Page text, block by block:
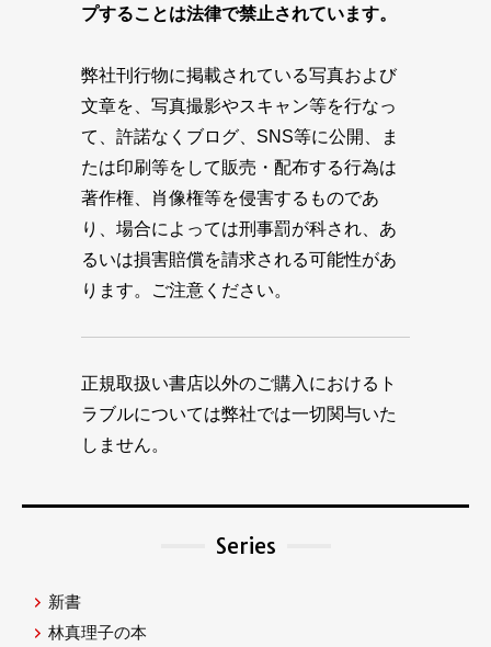
プすることは法律で禁止されています。
弊社刊行物に掲載されている写真および
文章を、写真撮影やスキャン等を行なっ
て、許諾なくブログ、SNS等に公開、ま
たは印刷等をして販売・配布する行為は
著作権、肖像権等を侵害するものであ
り、場合によっては刑事罰が科され、あ
るいは損害賠償を請求される可能性があ
ります。ご注意ください。
正規取扱い書店以外のご購入におけるト
ラブルについては弊社では一切関与いた
しません。
Series
新書
林真理子の本